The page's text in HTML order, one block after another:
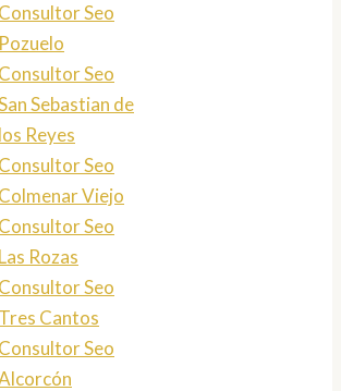
Consultor Seo
Pozuelo
Consultor Seo
Sebastian de
los Reyes
Consultor Seo
Colmenar Viejo
Consultor Seo
Las Rozas
Consultor Seo
Tres Cantos
Consultor Seo